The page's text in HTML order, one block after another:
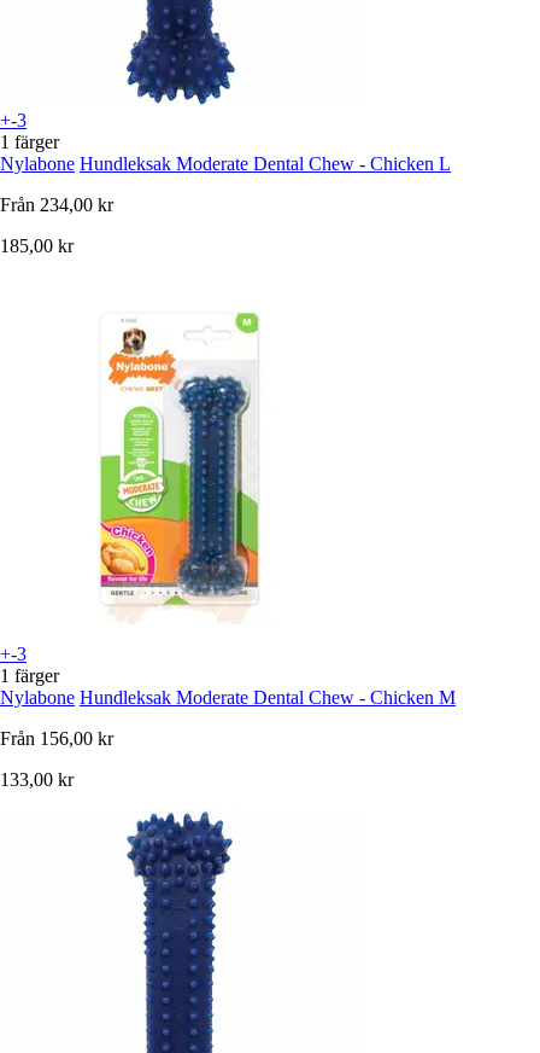
+-3
1 färger
Nylabone Hundleksak Moderate Dental Chew - Chicken L
Från 234,00 kr
185,00 kr
+-3
1 färger
Nylabone Hundleksak Moderate Dental Chew - Chicken M
Från 156,00 kr
133,00 kr